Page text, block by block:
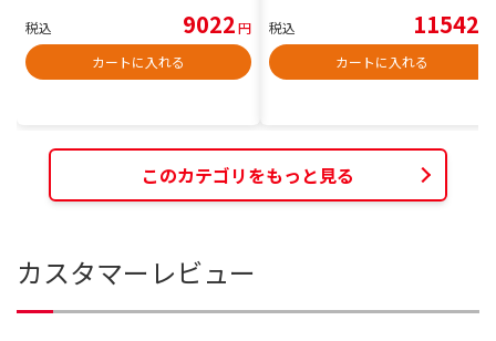
税込 9022円
カートに入れる
税込 11542
カートに入れる
このカテゴリをもっと見る
カスタマーレビュー